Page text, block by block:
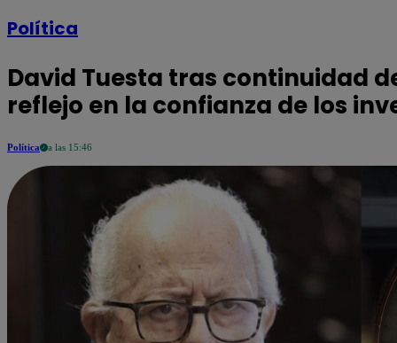
Política
David Tuesta tras continuidad
reflejo en la confianza de los
Política a las 15:46